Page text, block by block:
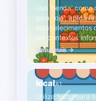
Use 'tienda' como
para 'loja',
estabelecimentos
em contextos
Saiba mais →
localA1
Utilize 'local' para